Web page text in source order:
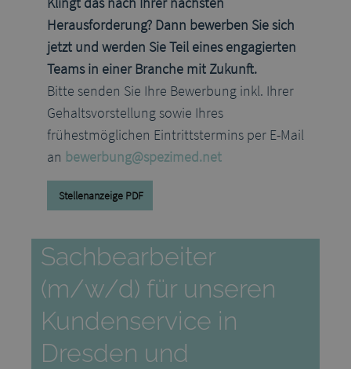
Herausforderung? Dann bewerben Sie sich
jetzt und werden Sie Teil eines engagierten
Teams in einer Branche mit Zukunft.
Bitte senden Sie Ihre Bewerbung inkl. Ihrer
Gehaltsvorstellung sowie Ihres
frühestmöglichen Eintrittstermins per E-Mail
an bewerbung@spezimed.net
Stellenanzeige PDF
Sachbearbeiter
(m/w/d) für unseren
Kundenservice in
Dresden und